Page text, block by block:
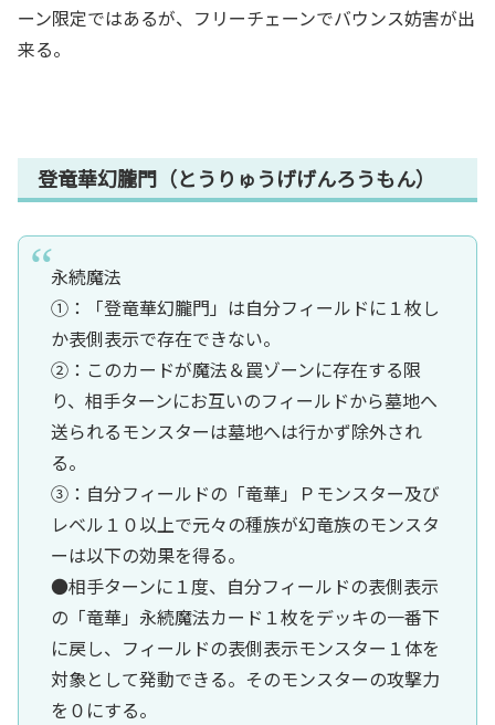
ーン限定ではあるが、フリーチェーンでバウンス妨害が出
来る。
登竜華幻朧門（とうりゅうげげんろうもん）
永続魔法
①：「登竜華幻朧門」は自分フィールドに１枚し
か表側表示で存在できない。
②：このカードが魔法＆罠ゾーンに存在する限
り、相手ターンにお互いのフィールドから墓地へ
送られるモンスターは墓地へは行かず除外され
る。
③：自分フィールドの「竜華」Ｐモンスター及び
レベル１０以上で元々の種族が幻竜族のモンスタ
ーは以下の効果を得る。
●相手ターンに１度、自分フィールドの表側表示
の「竜華」永続魔法カード１枚をデッキの一番下
に戻し、フィールドの表側表示モンスター１体を
対象として発動できる。そのモンスターの攻撃力
を０にする。